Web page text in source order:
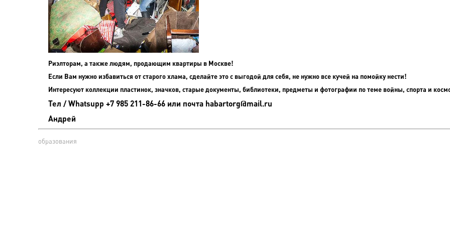
Риэлторам, а также людям, продающим квартиры в Москве!
Если Вам нужно избавиться от старого хлама, сделайте это с выгодой для себя, не нужно все кучей на помойку нести!
Интересуют коллекции пластинок, значков, старые документы, библиотеки, предметы и фотографии по теме войны, спорта и
Тел / Whatsupp +7 985 211-86-66 или почта habartorg@mail.ru
Андрей
образования